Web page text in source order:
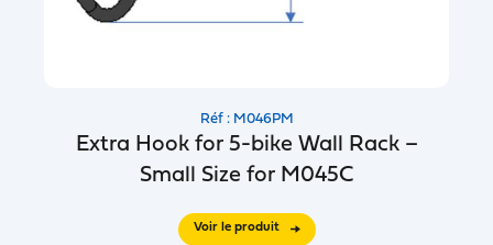
Réf : M046PM
Extra Hook for 5-bike Wall Rack –
Small Size for M045C
Voir le produit